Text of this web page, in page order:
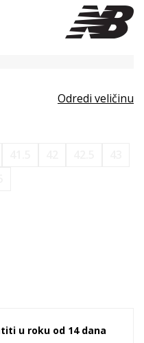
Odredi veličinu
u roku od 14 dana